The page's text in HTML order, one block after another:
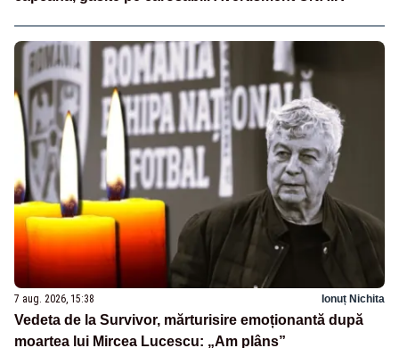
7 aug. 2026, 15:38 Ionuț Nichita
Vedeta de la Survivor, mărturisire emoționantă după
moartea lui Mircea Lucescu: „Am plâns”